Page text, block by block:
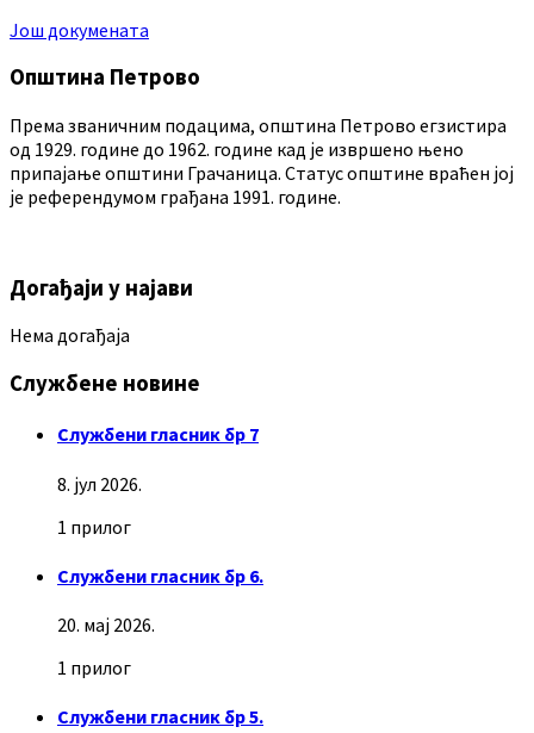
Још докумената
Општина Петрово
Према званичним подацима, општина Петрово егзистира
од 1929. године до 1962. године кад је извршено њено
припајање општини Грачаница. Статус општине враћен јој
је референдумом грађана 1991. године.
Догађаји у најави
Нема догађаја
Службене новине
Службени гласник бр 7
8. јул 2026.
1 прилог
Службени гласник бр 6.
20. мај 2026.
1 прилог
Службени гласник бр 5.